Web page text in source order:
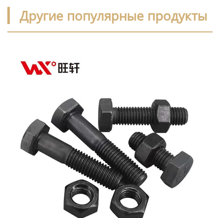
Другие популярные продукты